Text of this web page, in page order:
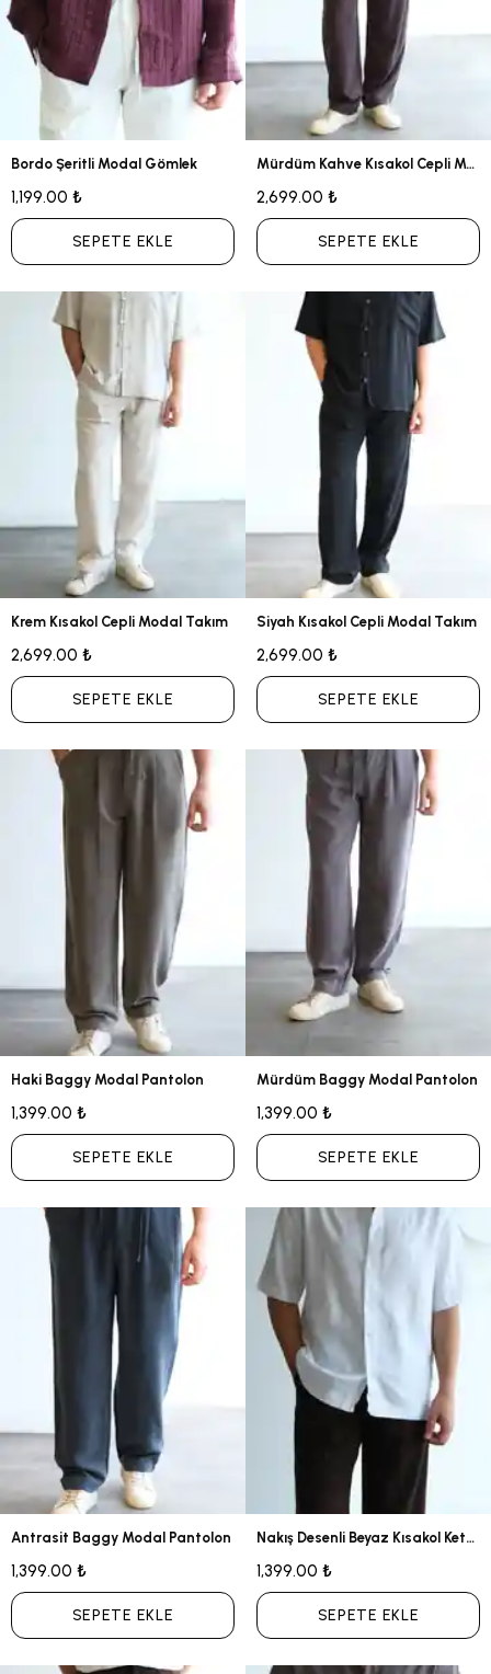
Bordo Şeritli Modal Gömlek
1,199.00 ₺
SEPETE EKLE
Mürdüm Kahve Kısakol Cepli Modal Takım
2,699.00 ₺
SEPETE EKLE
Krem Kısakol Cepli Modal Takım
2,699.00 ₺
SEPETE EKLE
Siyah Kısakol Cepli Modal Takım
2,699.00 ₺
SEPETE EKLE
Haki Baggy Modal Pantolon
1,399.00 ₺
SEPETE EKLE
Mürdüm Baggy Modal Pantolon
1,399.00 ₺
SEPETE EKLE
Antrasit Baggy Modal Pantolon
1,399.00 ₺
SEPETE EKLE
Nakış Desenli Beyaz Kısakol Keten Gömlek
1,399.00 ₺
SEPETE EKLE